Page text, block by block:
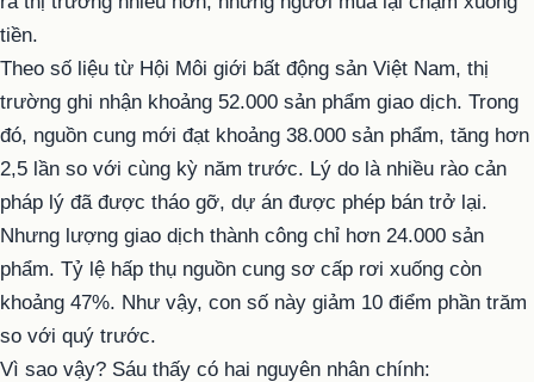
tiền.
Theo số liệu từ Hội Môi giới bất động sản Việt Nam, thị
trường ghi nhận khoảng 52.000 sản phẩm giao dịch. Trong
đó, nguồn cung mới đạt khoảng 38.000 sản phẩm, tăng hơn
2,5 lần so với cùng kỳ năm trước. Lý do là nhiều rào cản
pháp lý đã được tháo gỡ, dự án được phép bán trở lại.
Nhưng lượng giao dịch thành công chỉ hơn 24.000 sản
phẩm. Tỷ lệ hấp thụ nguồn cung sơ cấp rơi xuống còn
khoảng 47%. Như vậy, con số này giảm 10 điểm phần trăm
so với quý trước.
Vì sao vậy? Sáu thấy có hai nguyên nhân chính: